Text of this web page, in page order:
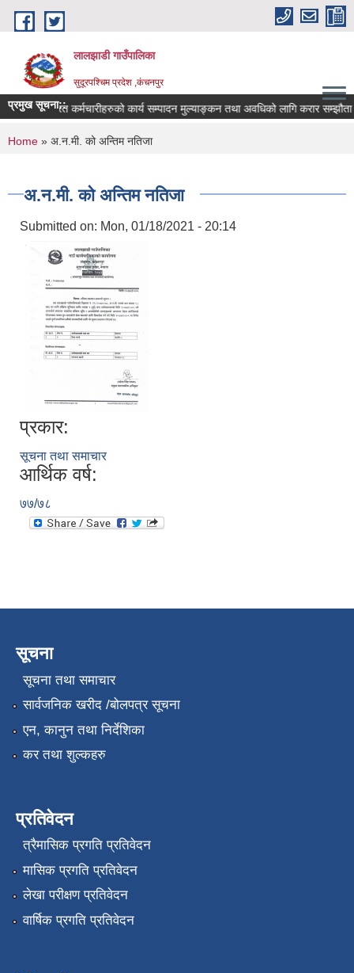
Skip to main content
लालझाडी गाउँपालिका
सुदूरपश्चिम प्रदेश ,कंचनपुर
प्रमुख सूचना::
सेवामा कार्यरत कर्मचारीहरुको कार्य सम्पादन मुल्याङ्कन तथा अवधिको लागि करार
You are here
Home » अ.न.मी. को अन्तिम नतिजा
अ.न.मी. को अन्तिम नतिजा
Submitted on: Mon, 01/18/2021 - 20:14
प्रकार:
सूचना तथा समाचार
आर्थिक वर्ष:
७७/७८
सूचना
सूचना तथा समाचार
सार्वजनिक खरीद /बोलपत्र सूचना
एन, कानुन तथा निर्देशिका
कर तथा शुल्कहरु
प्रतिवेदन
त्रैमासिक प्रगति प्रतिवेदन
मासिक प्रगति प्रतिवेदन
लेखा परीक्षण प्रतिवेदन
वार्षिक प्रगति प्रतिवेदन